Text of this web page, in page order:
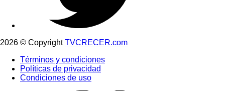
2026 © CopyrightTVCRECER.com
Términos y condiciones
Políticas de privacidad
Condiciones de uso